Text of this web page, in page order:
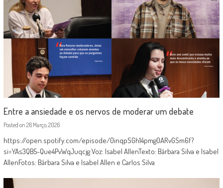
Entre a ansiedade e os nervos de moderar um debate
Posted on 26 Março, 2026
https://open.spotify.com/episode/0inqpSGh14pmg0ARvGSm6f?
si=YAs3QB5-Que4PvWqJuqcjg Voz: Isabel AllenTexto: Bárbara Silva e Isabel
AllenFotos: Bárbara Silva e Isabel Allen e Carlos Silva